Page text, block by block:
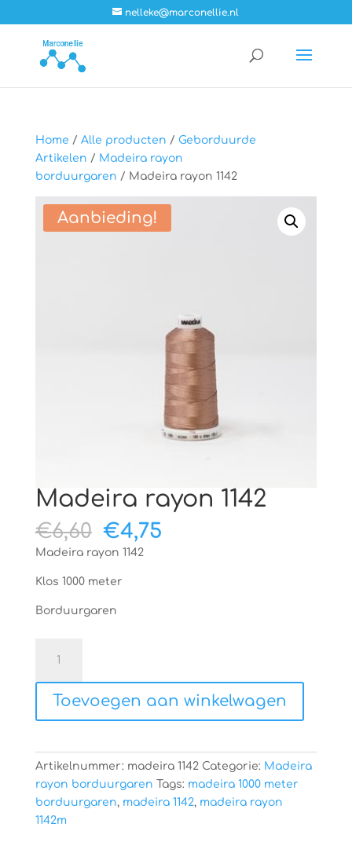
nelleke@marconellie.nl
Home / Alle producten / Geborduurde
Artikelen / Madeira rayon
borduurgaren / Madeira rayon 1142
Aanbieding!
Madeira rayon 1142
€6,60 Oorspronkelijke
prijs
€6,60.
€4,75Huidige
Madeira rayon 1142
Klos 1000 meter
Borduurgaren
rayon
1142
aantal
Toevoegen aan winkelwagen
Artikelnummer: madeira 1142 Categorie: Madeira
rayon borduurgaren Tags: madeira 1000 meter
borduurgaren, madeira 1142, madeira rayon
1142m